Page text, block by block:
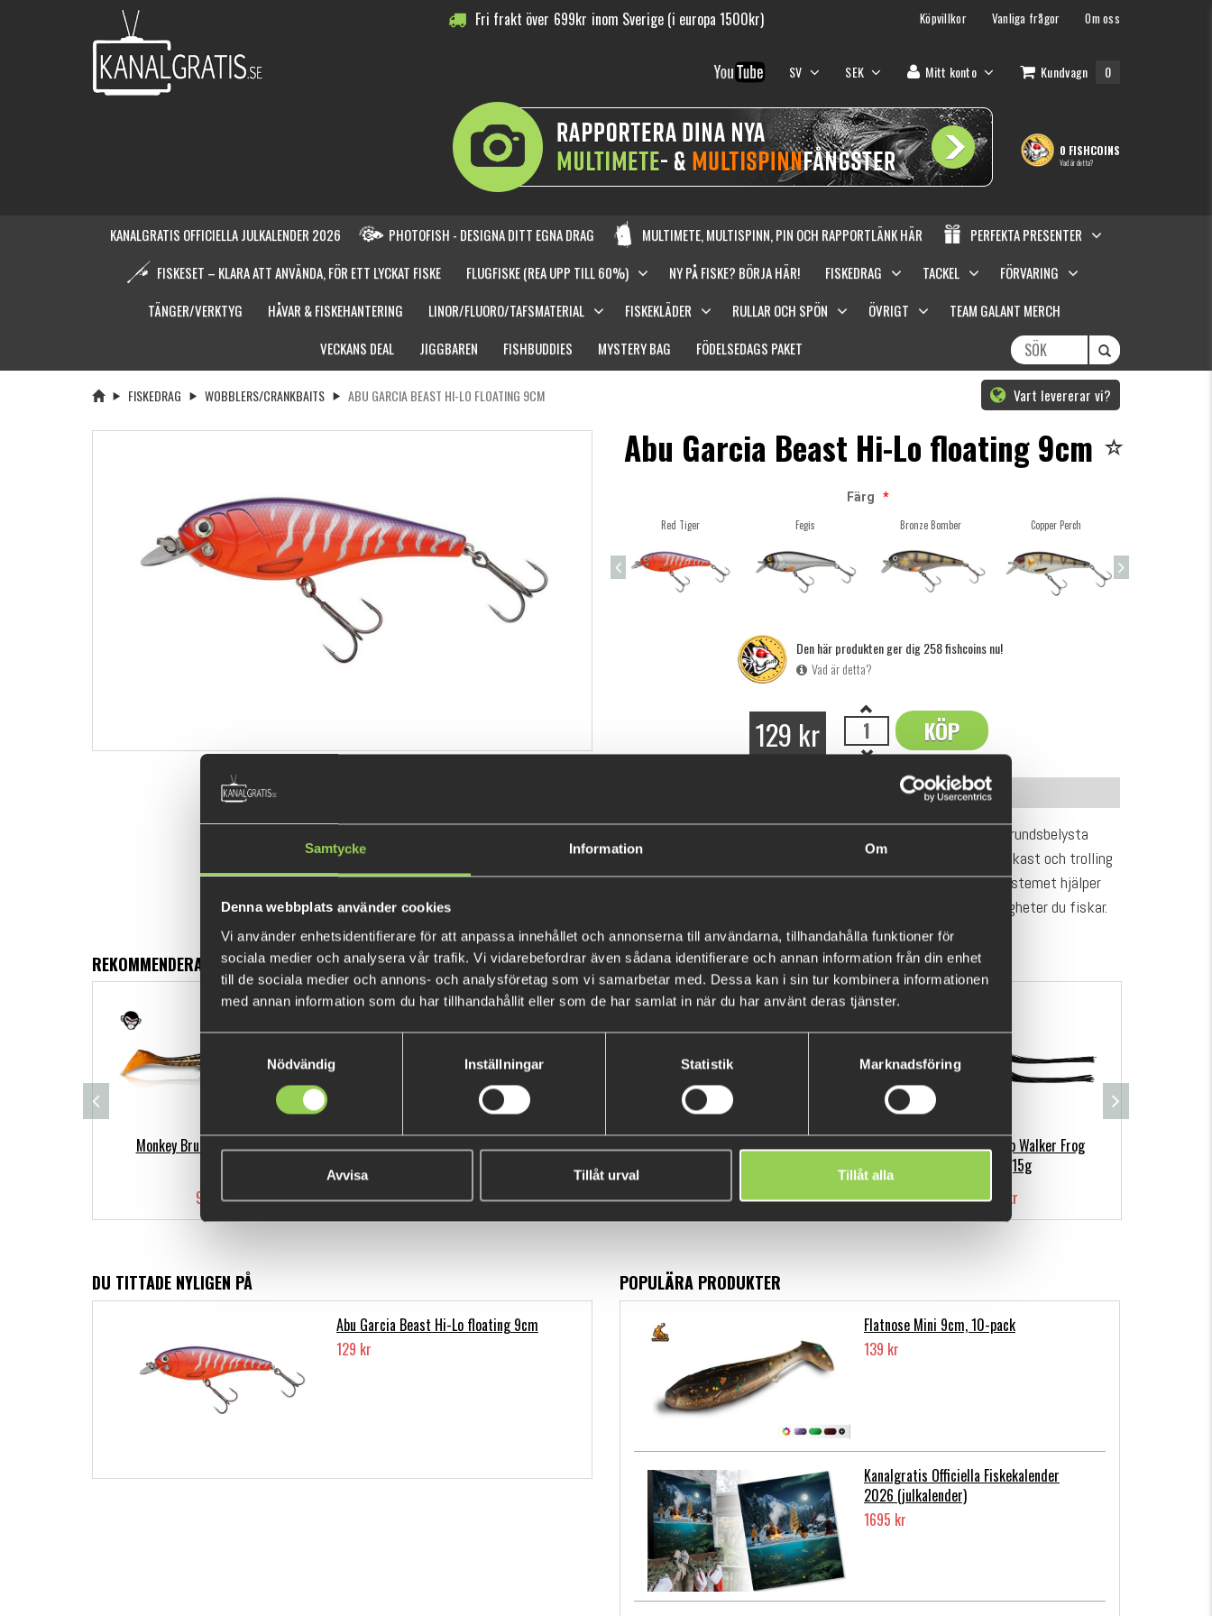
Samtycke Information Om
Denna webbplats använder cookies
Vi använder enhetsidentifierare för att anpassa innehållet och annonserna till användarna, tillhandahålla funktioner för
sociala medier och analysera vår trafik. Vi vidarebefordrar även sådana identifierare och annan information från din enhet
till de sociala medier och annons- och analysföretag som vi samarbetar med. Dessa kan i sin tur kombinera informationen
med annan information som du har tillhandahållit eller som de har samlat in när du har använt deras tjänster.
Nödvändig
Inställningar Statistik Marknadsföring
Avvisa Tillåt urval Tillåt alla
Fri frakt över 699kr inom Sverige (i europa 1500kr) Köpvillkor Vanliga frågor Om oss
SV SEK Mitt konto Kundvagn 0
0 FISHCOINS
Vad är detta?
KANALGRATIS OFFICIELLA JULKALENDER 2026 PHOTOFISH - DESIGNA DITT EGNA DRAG MULTIMETE, MULTISPINN, PIN OCH RAPPORTLÄNK HÄR
PERFEKTA PRESENTER
FISKESET – KLARA ATT ANVÄNDA, FÖR ETT LYCKAT FISKE
FLUGFISKE (REA UPP TILL 60%) NY PÅ FISKE? BÖRJA HÄR! FISKEDRAG TACKEL
FÖRVARING
TÄNGER/VERKTYG
HÅVAR & FISKEHANTERING LINOR/FLUORO/TAFSMATERIAL FISKEKLÄDER RULLAR OCH SPÖN ÖVRIGT
TEAM GALANT MERCH
VECKANS DEAL
JIGGBAREN FISHBUDDIES MYSTERY BAG FÖDELSEDAGS PAKET
FISKEDRAG WOBBLERS/CRANKBAITS ABU GARCIA BEAST HI-LO FLOATING 9CM Vart levererar vi?
Abu Garcia Beast Hi-Lo floating 9cm
Färg
*
Red Tiger
Fegis Bronze Bomber Copper Perch
Den här produkten ger dig 258 fishcoins nu!
Vad är detta?
129 kr KÖP
OK
INFORMATION
Den skrymmande siluetten gör att den sticker ut mot den bakgrundsbelysta
ytan och skapar mycket rörelse i vattnet. Ett utmärkt bete för kast och trolling
efter gädda och andra arter. Det beprövade och pålitliga Hi-Lo-systemet hjälper
dig att anpassa din favorit BEAST Hi-Lo-modell till de omständigheter du fiskar.
REKOMMENDERADE PRODUKTER
Monkey Brute 12cm 5-pack
99 kr
M-WAR Jiggskallar #5/0 3-pack
59 kr
Flatnose Mini 9cm med Jiggskallar
179 kr (198 kr)
Savage Gear Hop Walker Frog
5,5cm,15g
89 kr
DU TITTADE NYLIGEN PÅ
Abu Garcia Beast Hi-Lo floating 9cm
129 kr
POPULÄRA PRODUKTER
Flatnose Mini 9cm, 10-pack
139 kr
Kanalgratis Officiella Fiskekalender
2026 (julkalender)
1695 kr